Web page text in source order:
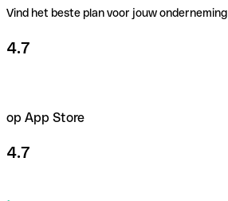
Vind het beste plan voor jouw onderneming
4.7
op App Store
4.7